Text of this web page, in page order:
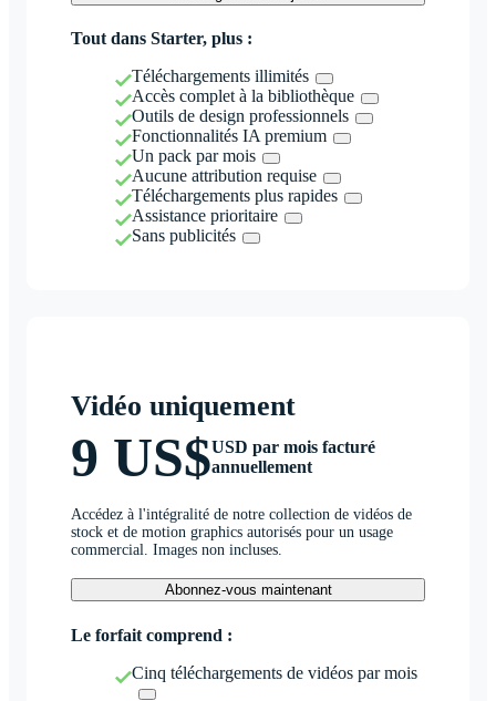
Tout dans Starter, plus :
Téléchargements illimités
Accès complet à la bibliothèque
Outils de design professionnels
Fonctionnalités IA premium
Un pack par mois
Aucune attribution requise
Téléchargements plus rapides
Assistance prioritaire
Sans publicités
Vidéo uniquement
9 US$USD par mois facturé
annuellement
Accédez à l'intégralité de notre collection de vidéos de
stock et de motion graphics autorisés pour un usage
commercial. Images non incluses.
Abonnez-vous maintenant
Le forfait comprend :
Cinq téléchargements de vidéos par mois